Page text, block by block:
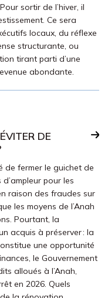
sortir de l’hiver, il
Ce sera
locaux, du réflexe
structurante, ou
tirant parti d’une
abondante.
DE
de fermer le guichet de
pour les
raison des fraudes sur
les moyens de l’Anah
Pourtant, la
acquis à préserver : la
une opportunité
le Gouvernement
alloués à l’Anah,
en 2026. Quels